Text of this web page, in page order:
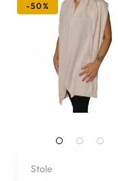
-50%
Stole